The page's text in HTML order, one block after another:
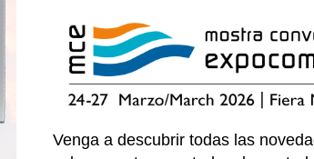
Venga a descubrir todas las